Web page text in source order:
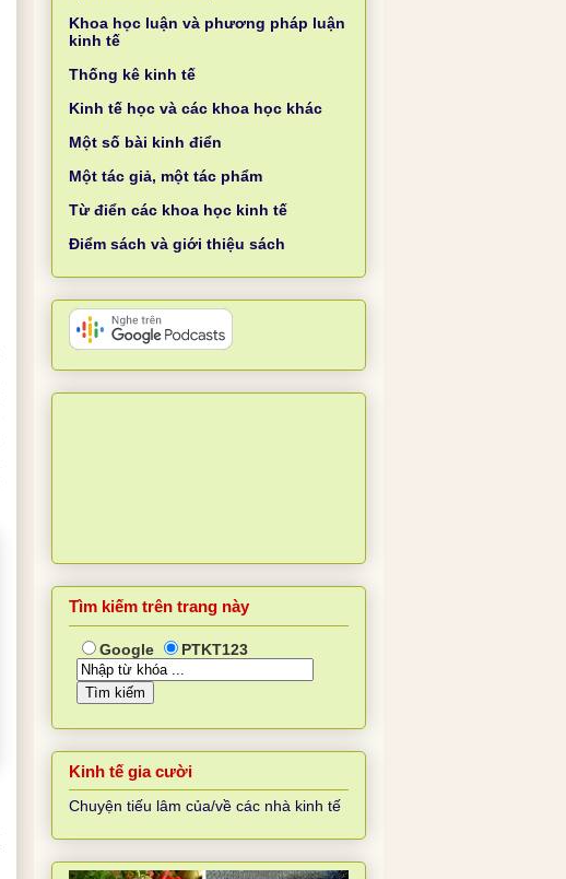
Khoa học luận và phương pháp luận
kinh tế
Thống kê kinh tế
Kinh tế học và các khoa học khác
Một số bài kinh điển
Một tác giả, một tác phẩm
Từ điển các khoa học kinh tế
Điểm sách và giới thiệu sách
Tìm kiếm trên trang này
Google PTKT123
Kinh tế gia cười
Chuyện tiếu lâm của/về các nhà kinh tế